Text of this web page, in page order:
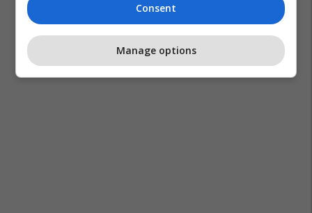
Consent
Manage options